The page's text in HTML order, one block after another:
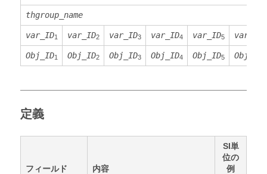
thgroup_name
var_ID1 var_ID2 var_ID3 var_ID4 var_ID5 var_ID
Obj_ID1 Obj_ID2 Obj_ID3 Obj_ID4 Obj_ID5 Obj_ID
定義
フィールド 内容
SI単
位の
例